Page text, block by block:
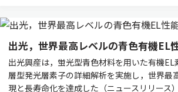
出光，世界最高レベルの青色有機EL
出光興産は，蛍光型青色材料を用いた有機
層型発光層素子の詳細解析を実施し，世界最
現と長寿命化を達成した（ニュースリリース